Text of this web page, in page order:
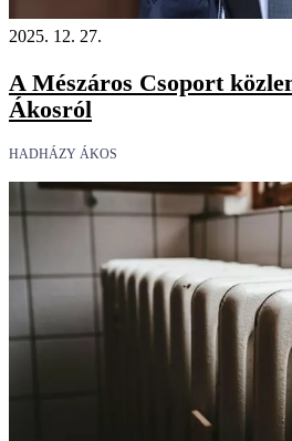
2025. 12. 27.
A Mészáros Csoport
Ákosról
HADHÁZY ÁKOS